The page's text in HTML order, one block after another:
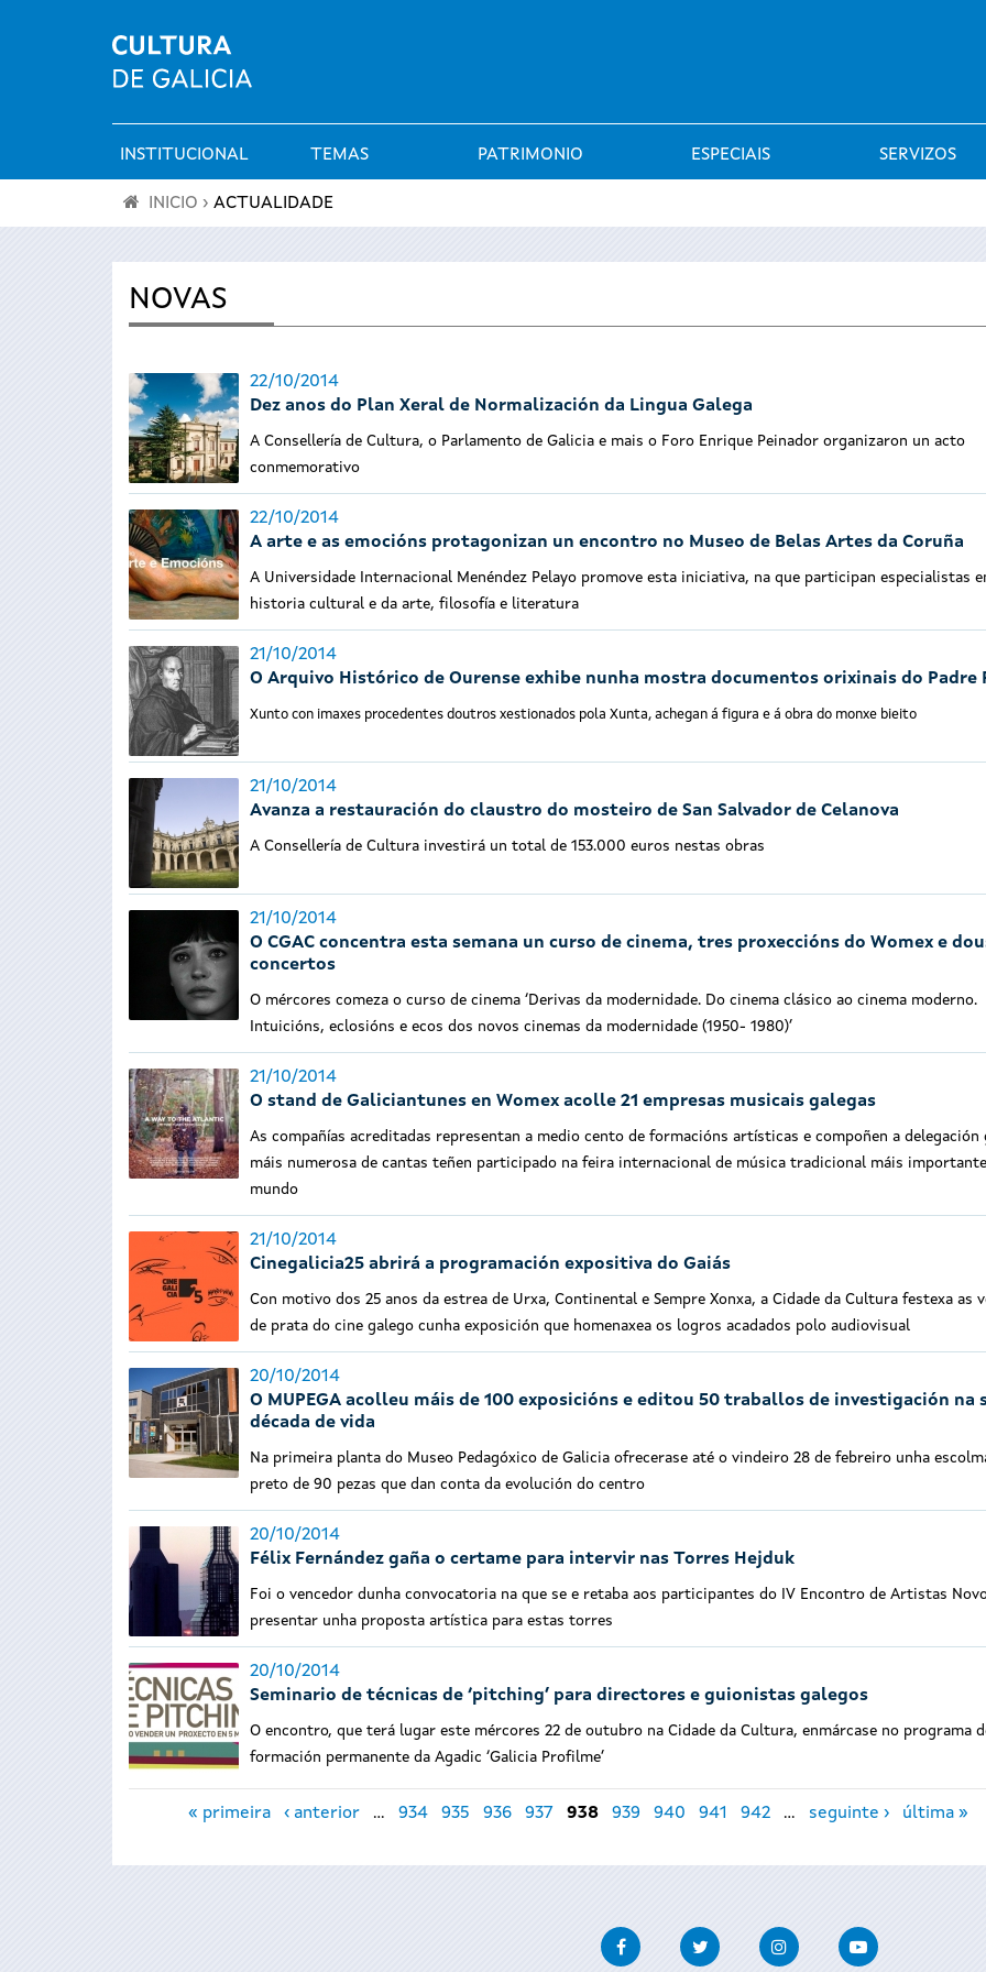
Menú
principal
INSTITUCIONAL TEMAS PATRIMONIO ESPECIAIS SERVIZOS
está
INICIO › ACTUALIDADE
NOVAS
22/10/2014
Dez anos do Plan Xeral de Normalización da Lingua Galega
A Consellería de Cultura, o Parlamento de Galicia e mais o Foro Enrique Peinador organizaron un acto
conmemorativo
22/10/2014
A arte e as emocións protagonizan un encontro no Museo de Belas Artes da Coruña
A Universidade Internacional Menéndez Pelayo promove esta iniciativa, na que participan especialistas
historia cultural e da arte, filosofía e literatura
21/10/2014
O Arquivo Histórico de Ourense exhibe nunha mostra documentos orixinais do Padre
Xunto con imaxes procedentes doutros xestionados pola Xunta, achegan á figura e á obra do monxe bieito
21/10/2014
Avanza a restauración do claustro do mosteiro de San Salvador de Celanova
A Consellería de Cultura investirá un total de 153.000 euros nestas obras
21/10/2014
O CGAC concentra esta semana un curso de cinema, tres proxeccións do Womex e
concertos
O mércores comeza o curso de cinema ‘Derivas da modernidade. Do cinema clásico ao cinema moderno.
Intuicións, eclosións e ecos dos novos cinemas da modernidade (1950- 1980)’
21/10/2014
O stand de Galiciantunes en Womex acolle 21 empresas musicais galegas
As compañías acreditadas representan a medio cento de formacións artísticas e compoñen a delegación
máis numerosa de cantas teñen participado na feira internacional de música tradicional máis
mundo
21/10/2014
Cinegalicia25 abrirá a programación expositiva do Gaiás
Con motivo dos 25 anos da estrea de Urxa, Continental e Sempre Xonxa, a Cidade da Cultura festexa as
de prata do cine galego cunha exposición que homenaxea os logros acadados polo audiovisual
20/10/2014
O MUPEGA acolleu máis de 100 exposicións e editou 50 traballos de investigación na
década de vida
Na primeira planta do Museo Pedagóxico de Galicia ofrecerase até o vindeiro 28 de febreiro unha
preto de 90 pezas que dan conta da evolución do centro
20/10/2014
Félix Fernández gaña o certame para intervir nas Torres Hejduk
Foi o vencedor dunha convocatoria na que se e retaba aos participantes do IV Encontro de Artistas
presentar unha proposta artística para estas torres
20/10/2014
Seminario de técnicas de ‘pitching’ para directores e guionistas galegos
O encontro, que terá lugar este mércores 22 de outubro na Cidade da Cultura, enmárcase no programa
formación permanente da Agadic ‘Galicia Profilme’
Páxinas
« primeira ‹ anterior … 934 935 936 937 938 939 940 941 942 … seguinte › última »
FacebookTwitter InstagramYoutube